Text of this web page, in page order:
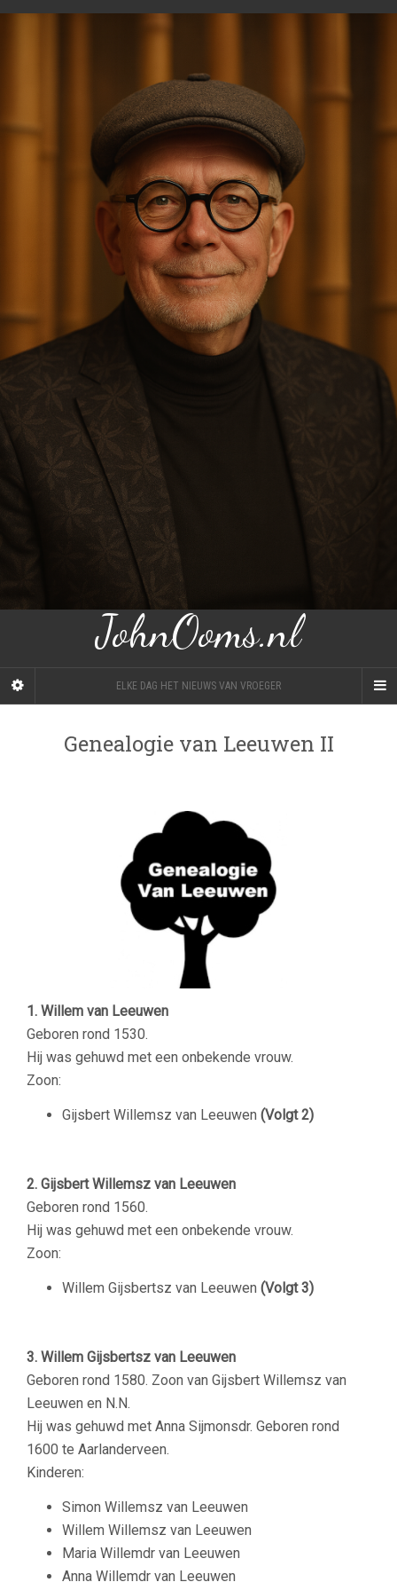
JohnOoms.nl
ELKE DAG HET NIEUWS VAN VROEGER
Genealogie van Leeuwen II
1. Willem van Leeuwen
Geboren rond 1530.
Hij was gehuwd met een onbekende vrouw.
Zoon:
Gijsbert Willemsz van Leeuwen (Volgt 2)
2. Gijsbert Willemsz van Leeuwen
Geboren rond 1560.
Hij was gehuwd met een onbekende vrouw.
Zoon:
Willem Gijsbertsz van Leeuwen (Volgt 3)
3. Willem Gijsbertsz van Leeuwen
Geboren rond 1580. Zoon van Gijsbert Willemsz van
Leeuwen en N.N.
Hij was gehuwd met Anna Sijmonsdr. Geboren rond
1600 te Aarlanderveen.
Kinderen:
Simon Willemsz van Leeuwen
Willem Willemsz van Leeuwen
Maria Willemdr van Leeuwen
Anna Willemdr van Leeuwen